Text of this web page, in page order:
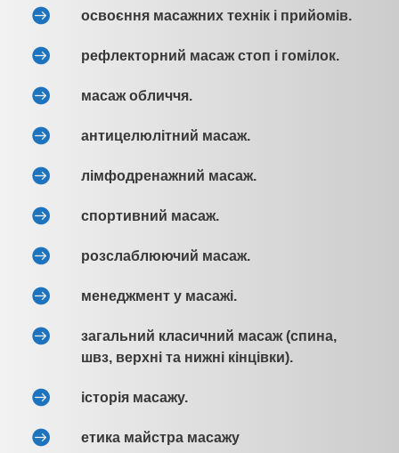
освоєння масажних технік і прийомів.
рефлекторний масаж стоп і гомілок.
масаж обличчя.
антицелюлітний масаж.
лімфодренажний масаж.
спортивний масаж.
розслаблюючий масаж.
менеджмент у масажі.
загальний класичний масаж (спина,
швз, верхні та нижні кінцівки).
історія масажу.
етика майстра масажу